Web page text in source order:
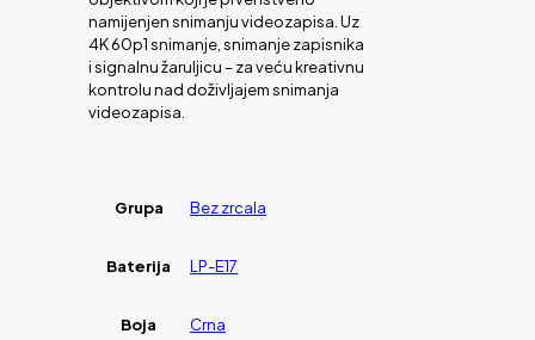
namijenjen snimanju videozapisa. Uz
4K 60p1 snimanje, snimanje zapisnika
i signalnu žaruljicu – za veću kreativnu
kontrolu nad doživljajem snimanja
videozapisa.
Grupa Bez zrcala
Baterija LP-E17
Boja Crna